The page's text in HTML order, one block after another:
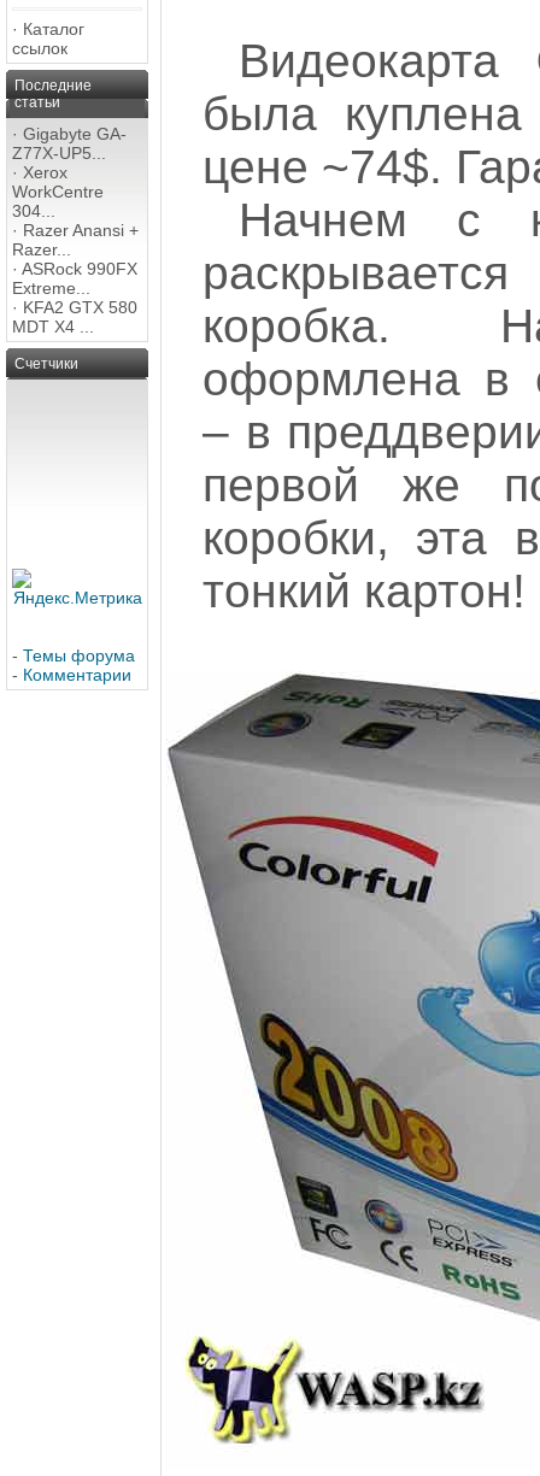
· Каталог
ссылок
Последние
статьи
· Gigabyte GA-
Z77X-UP5...
· Xerox
WorkCentre
304...
· Razer Anansi +
Razer...
· ASRock 990FX
Extreme...
· KFA2 GTX 580
MDT X4 ...
Счетчики
- Темы форума
- Комментарии
Видеокарта
была
цене ~74$.
Начнем с
коробка.
оформлена в
– в
первой же
коробки, эта
тонкий картон!